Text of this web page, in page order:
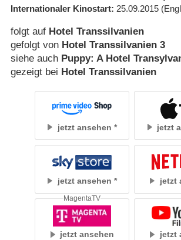
Internationaler Kinostart 25.09.2015
folgt auf Hotel Transsilvanien
gefolgt von Hotel Transsilvanien 3
siehe auch Puppy: A Hotel
gezeigt bei Hotel Transsilvanien
jetzt ansehen jetzt
jetzt ansehen jetzt
jetzt ansehen
MagentaTV
jetzt